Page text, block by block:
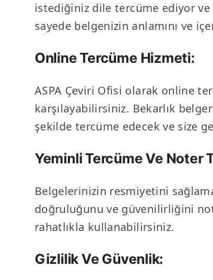
istediğiniz dile tercüme ediyor
sayede belgenizin anlamını ve
Online Tercüme Hizmeti:
ASPA Çeviri Ofisi olarak online
karşılayabilirsiniz. Bekarlık
şekilde tercüme edecek ve size
Yeminli Tercüme Ve Noter
Belgelerinizin resmiyetini
doğruluğunu ve güvenilirliğini
rahatlıkla kullanabilirsiniz.
Gizlilik Ve Güvenlik: